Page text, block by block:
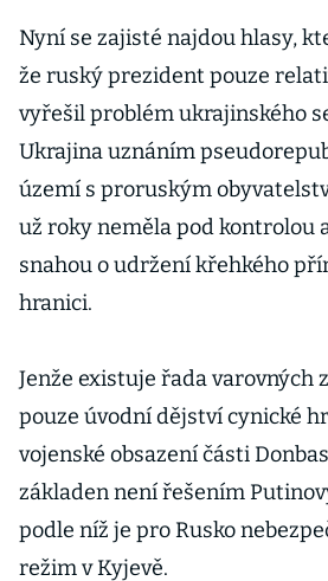
Nyní se zajisté najdou hlasy,
že ruský prezident pouze
vyřešil problém ukrajinského
Ukrajina uznáním
území s proruským
už roky neměla pod kontrolou
snahou o udržení křehkého
hranici.
Jenže existuje řada varovných
pouze úvodní dějství cynické
vojenské obsazení části
základen není řešením
podle níž je pro Rusko
režim v Kyjevě.